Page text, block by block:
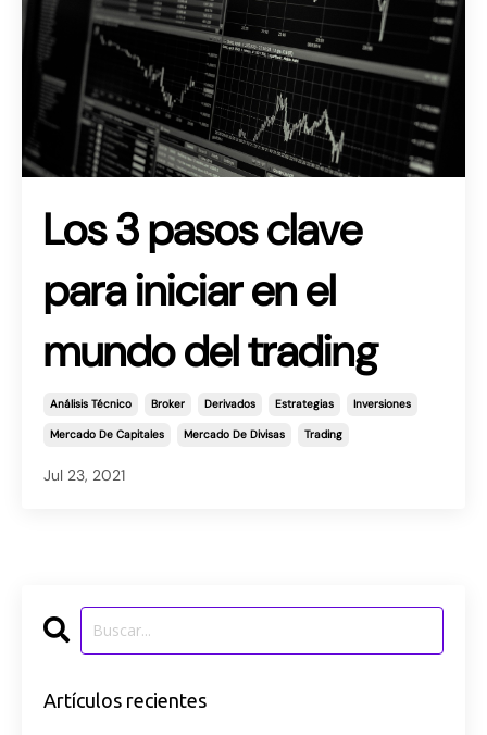
Los 3 pasos clave
para iniciar en el
mundo del trading
Análisis Técnico Broker Derivados Estrategias Inversiones
Mercado De Capitales Mercado De Divisas Trading
Jul 23, 2021
Artículos recientes